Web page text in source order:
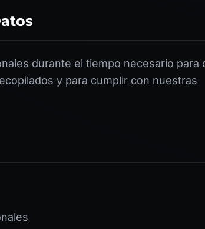
durante el tiempo necesario para
y para cumplir con nuestras